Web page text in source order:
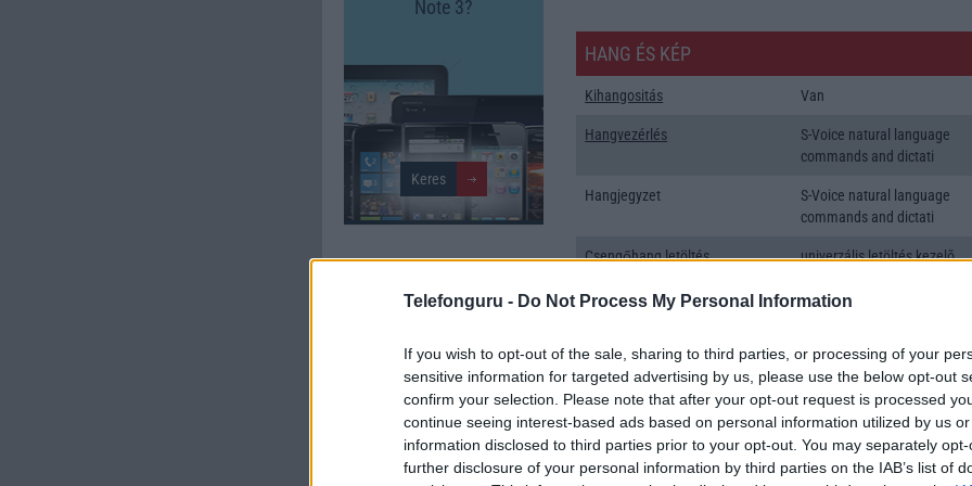
Telefonguru - Do Not Process My Personal Information
If you wish to opt-out of the sale, sharing to third parties, or processing of your
sensitive information for targeted advertising by us, please use the below opt-out
confirm your selection. Please note that after your opt-out request is processed
continue seeing interest-based ads based on personal information utilized by us
information disclosed to third parties prior to your opt-out. You may separately
further disclosure of your personal information by third parties on the IAB’s list of
Note 3?
Tudás: 7.85
Minőség: 7.88
HANG ÉS KÉP
Kihangositás Van
Hangvezérlés
S-Voice natural language
commands and dictati
Hangjegyzet
S-Voice natural language
commands and dictati
Csengőhang letöltés univerzális letöltés kezelõ
Polifonia MIDI
mikrofonnal!
Rádió Nincs
Max. kamera felbontás (több
13 Mpixel